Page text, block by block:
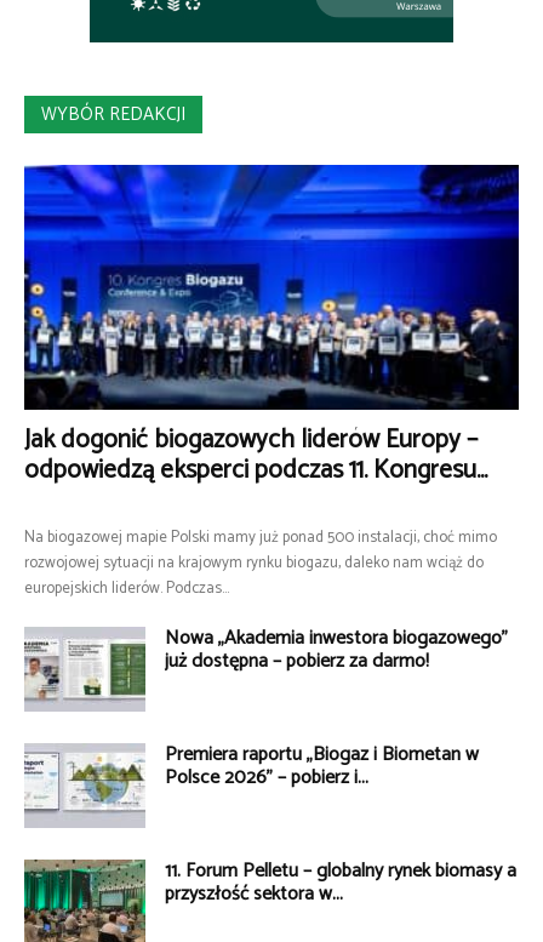
WYBÓR REDAKCJI
Jak dogonić biogazowych liderów Europy –
odpowiedzą eksperci podczas 11. Kongresu...
Na biogazowej mapie Polski mamy już ponad 500 instalacji, choć mimo
rozwojowej sytuacji na krajowym rynku biogazu, daleko nam wciąż do
europejskich liderów. Podczas...
Nowa „Akademia inwestora biogazowego”
już dostępna – pobierz za darmo!
Premiera raportu „Biogaz i Biometan w
Polsce 2026” – pobierz i...
11. Forum Pelletu – globalny rynek biomasy a
przyszłość sektora w...